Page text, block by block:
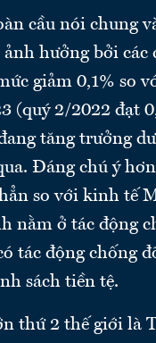
cầu nói chung
hưởng bởi các
giảm 0,1% so
(quý 2/2022 đạt
tăng trưởng
Đáng chú ý
so với kinh tế
nằm ở tác động
tác động chống
sách tiền tệ.
thứ 2 thế giới là